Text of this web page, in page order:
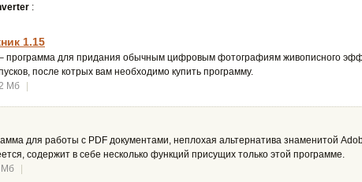
:
1.15
программа для придания обычным цифровым фотографиям живописного
после котрых вам необходимо купить программу.
Мб |
для работы с PDF документами, неплохая альтернатива знаменитой
содержит в себе несколько функций присущих только этой программе.
Мб |